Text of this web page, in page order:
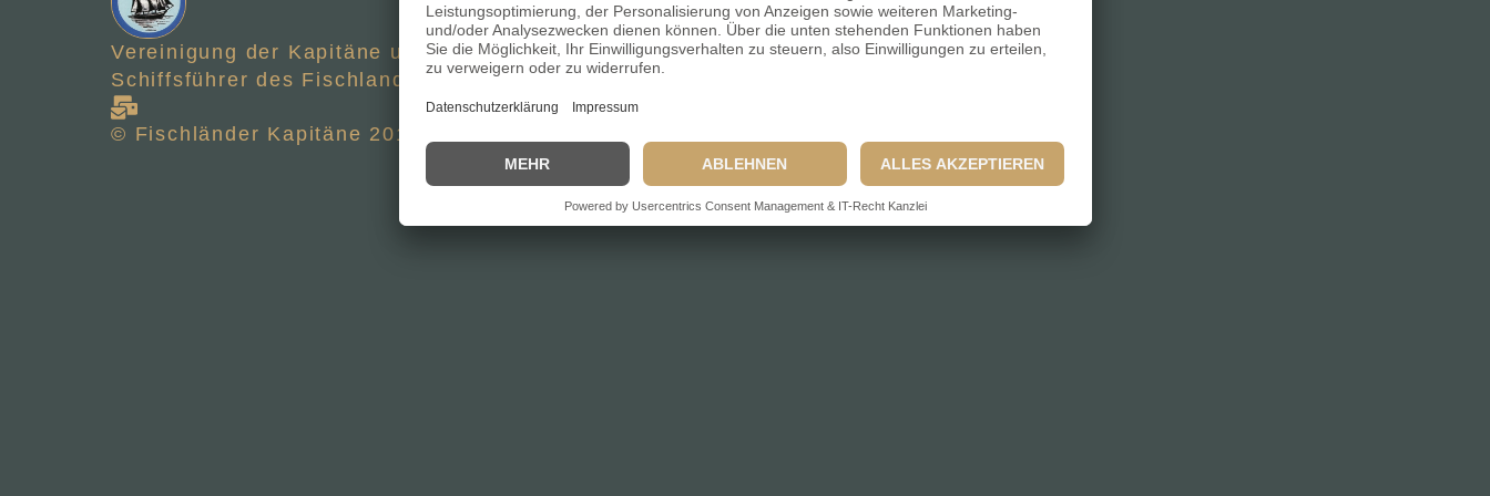
Vereinigung der Kapitäne und
Schiffsführer des Fischlandes
Datenschutzerklärung
© Fischländer Kapitäne 2012 - 2026 Alle Rechte vorbehalten.